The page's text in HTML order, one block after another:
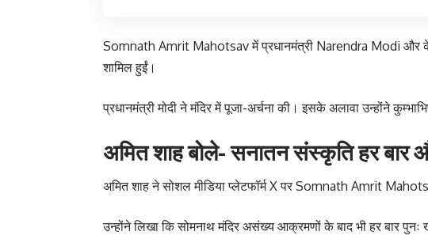
Somnath Amrit Mahotsav में प्रधानमंत्री Narendra Modi और
शामिल हुईं।
प्रधानमंत्री मोदी ने मंदिर में पूजा-अर्चना की। इसके अलावा उन्होंने
अमित शाह बोले- सनातन संस्कृति हर बार
अमित शाह ने सोशल मीडिया प्लेटफॉर्म X पर Somnath Amrit
उन्होंने लिखा कि सोमनाथ मंदिर असंख्य आक्रमणों के बाद भी हर बार